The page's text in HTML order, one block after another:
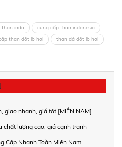
than indo
cung cấp than indonesia
than đốt lò hơi
than đá đốt lò hơi
giao nhanh, giá tốt [MIỀN NAM]
chất lượng cao, giá cạnh tranh
Cấp Nhanh Toàn Miền Nam